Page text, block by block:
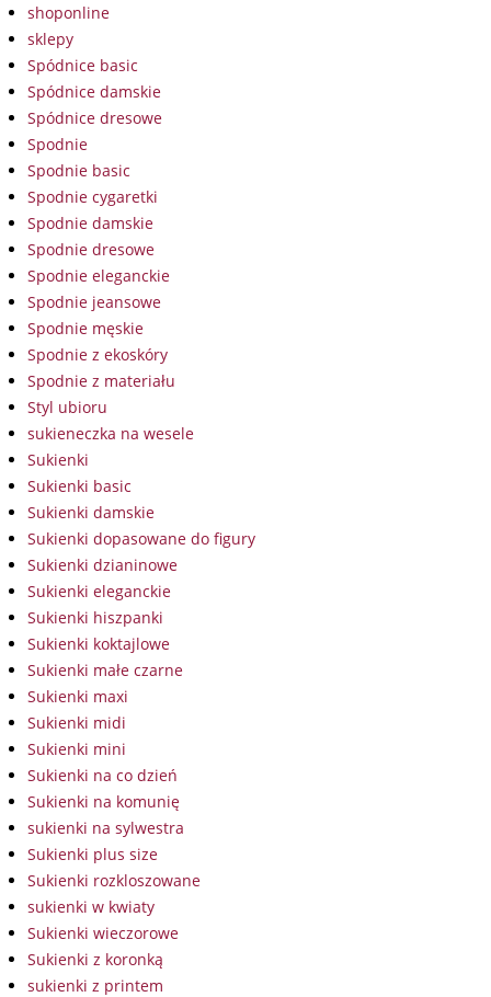
shoponline
sklepy
Spódnice basic
Spódnice damskie
Spódnice dresowe
Spodnie
Spodnie basic
Spodnie cygaretki
Spodnie damskie
Spodnie dresowe
Spodnie eleganckie
Spodnie jeansowe
Spodnie męskie
Spodnie z ekoskóry
Spodnie z materiału
Styl ubioru
sukieneczka na wesele
Sukienki
Sukienki basic
Sukienki damskie
Sukienki dopasowane do figury
Sukienki dzianinowe
Sukienki eleganckie
Sukienki hiszpanki
Sukienki koktajlowe
Sukienki małe czarne
Sukienki maxi
Sukienki midi
Sukienki mini
Sukienki na co dzień
Sukienki na komunię
sukienki na sylwestra
Sukienki plus size
Sukienki rozkloszowane
sukienki w kwiaty
Sukienki wieczorowe
Sukienki z koronką
sukienki z printem